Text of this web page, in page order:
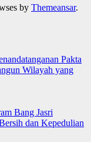
by Themeansar.
Pakta
Wilayah yang
Bang Jasri
dan Kepedulian